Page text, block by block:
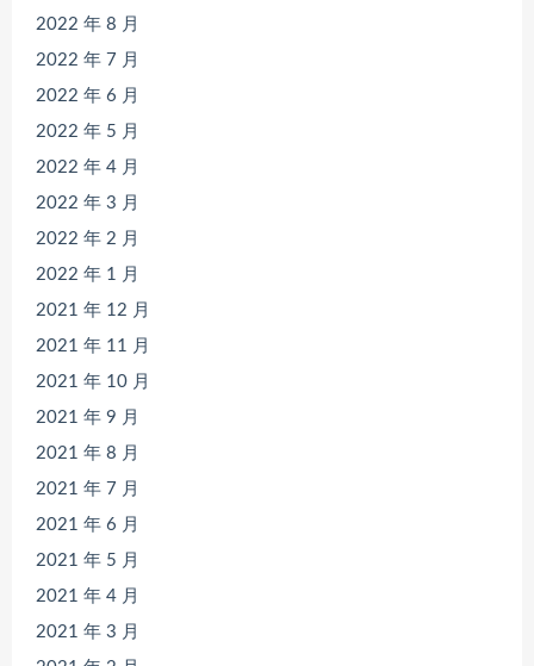
2022 年 8 月
2022 年 7 月
2022 年 6 月
2022 年 5 月
2022 年 4 月
2022 年 3 月
2022 年 2 月
2022 年 1 月
2021 年 12 月
2021 年 11 月
2021 年 10 月
2021 年 9 月
2021 年 8 月
2021 年 7 月
2021 年 6 月
2021 年 5 月
2021 年 4 月
2021 年 3 月